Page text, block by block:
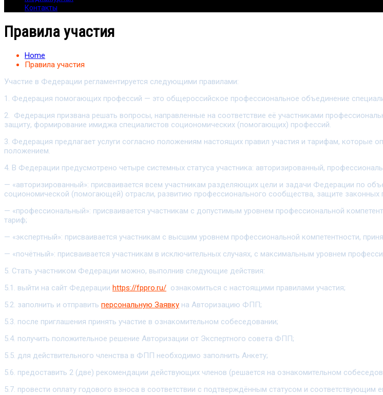
Контакты
Правила участия
Home
Правила участия
Участие в Федерации регламентируется следующими правилами:
1. Федерация помогающих профессий — это общероссийское профессиональное объединение
2. Федерация призвана решать вопросы, направленные на соответствие её участниками
защиту, формирование имиджа специалистов социономических (помогающих) профессий.
3. Федерация предлагает услуги согласно положениям настоящих правил участия и тарифам,
положением.
4. В Федерации предусмотрено четыре системных статуса участника: авторизированный,
— «авторизированный»: присваивается всем участникам разделяющих цели и задачи Федерации по
социономической (помогающей) отрасли, развитию профессионального сообщества, защите
— «профессиональный»: присваивается участникам с допустимым уровнем профессиональной
тариф;
— «экспертный»: присваивается участникам с высшим уровнем профессиональной компетентности,
— «почётный»: присваивается участникам в исключительных случаях, с максимальным уровнем
5. Стать участником Федерации можно, выполнив следующие действия:
5.1. выйти на сайт Федерации https://fppro.ru/ ознакомиться с настоящими правилами участия;
5.2. заполнить и отправить персональную Заявку на Авторизацию ФПП;
5.3. после приглашения принять участие в ознакомительном собеседовании;
5.4. получить положительное решение Авторизации от Экспертного совета ФПП;
5.5. для действительного членства в ФПП необходимо заполнить Анкету;
5.6. предоставить 2 (две) рекомендации действующих членов (решается на ознакомительном
5.7. провести оплату годового взноса в соответствии с подтверждённым статусом и соответствующим